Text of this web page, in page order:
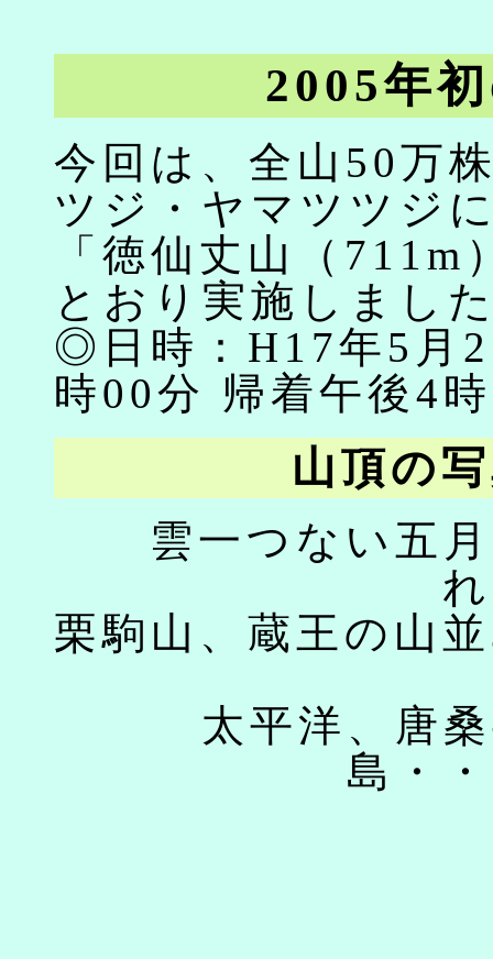
2005年
今回は、全山50万
ツジ・ヤマツツジ
「徳仙丈山（
とおり実施しまし
◎日時：H17年5月
時00分 帰着午後4時
山頂の
雲一つない五
栗駒山、蔵王の山
太平洋、唐
島・